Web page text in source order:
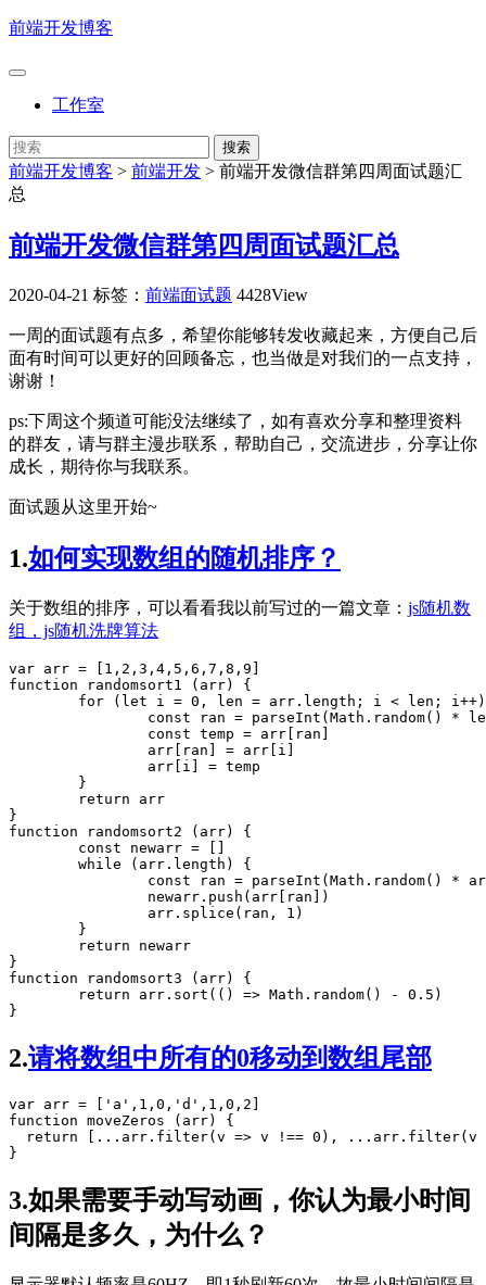
前端开发博客
工作室
前端开发博客 > 前端开发 > 前端开发微信群第四周面试题汇
总
前端开发微信群第四周面试题汇总
2020-04-21 标签： 前端面试题 4428View
一周的面试题有点多，希望你能够转发收藏起来，方便自己后
面有时间可以更好的回顾备忘，也当做是对我们的一点支持，
谢谢！
ps:下周这个频道可能没法继续了，如有喜欢分享和整理资料
的群友，请与群主漫步联系，帮助自己，交流进步，分享让你
成长，期待你与我联系。
面试题从这里开始~
1.如何实现数组的随机排序？
关于数组的排序，可以看看我以前写过的一篇文章： js随机数
组，js随机洗牌算法
var arr = [ 1 , 2 , 3 , 4 , 5 , 6 , 7 , 8 , 9
function
randomsort1 ( arr) {
for ( let i = 0 , len = arr . length ; i < len; i ++
const
ran = parseInt (Math . random() *
const temp = arr[ran]
		arr[ran]
= arr[i]
		arr[i]
= temp
return arr
function
randomsort2 ( arr) {
const
newarr = []
while ( arr . length ) {
const
ran = parseInt (Math . random() *
newarr . push (arr[ran])
arr . splice (ran, 1 )
return newarr
function
randomsort3 ( arr) {
return
arr . sort (() => Math . random() - 0.5 )
}
2.请将数组中所有的0移动到数组尾部
var arr = ' a ' , 1 , 0 , ' d ' , 1 , 0 , 2
function moveZeros ( arr) {
return
... arr . filter( v => v !== 0 ), ... arr . filter( v
}
3.如果需要手动写动画，你认为最小时间
间隔是多久，为什么？